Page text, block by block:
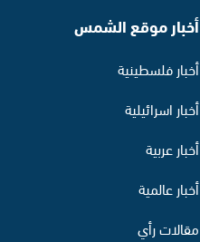
أخبار موقع الشمس
أخبار فلسطينية
أخبار اسرائيلية
أخبار عربية
أخبار عالمية
مقالات رأي